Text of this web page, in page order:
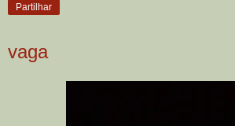
Partilhar
vaga